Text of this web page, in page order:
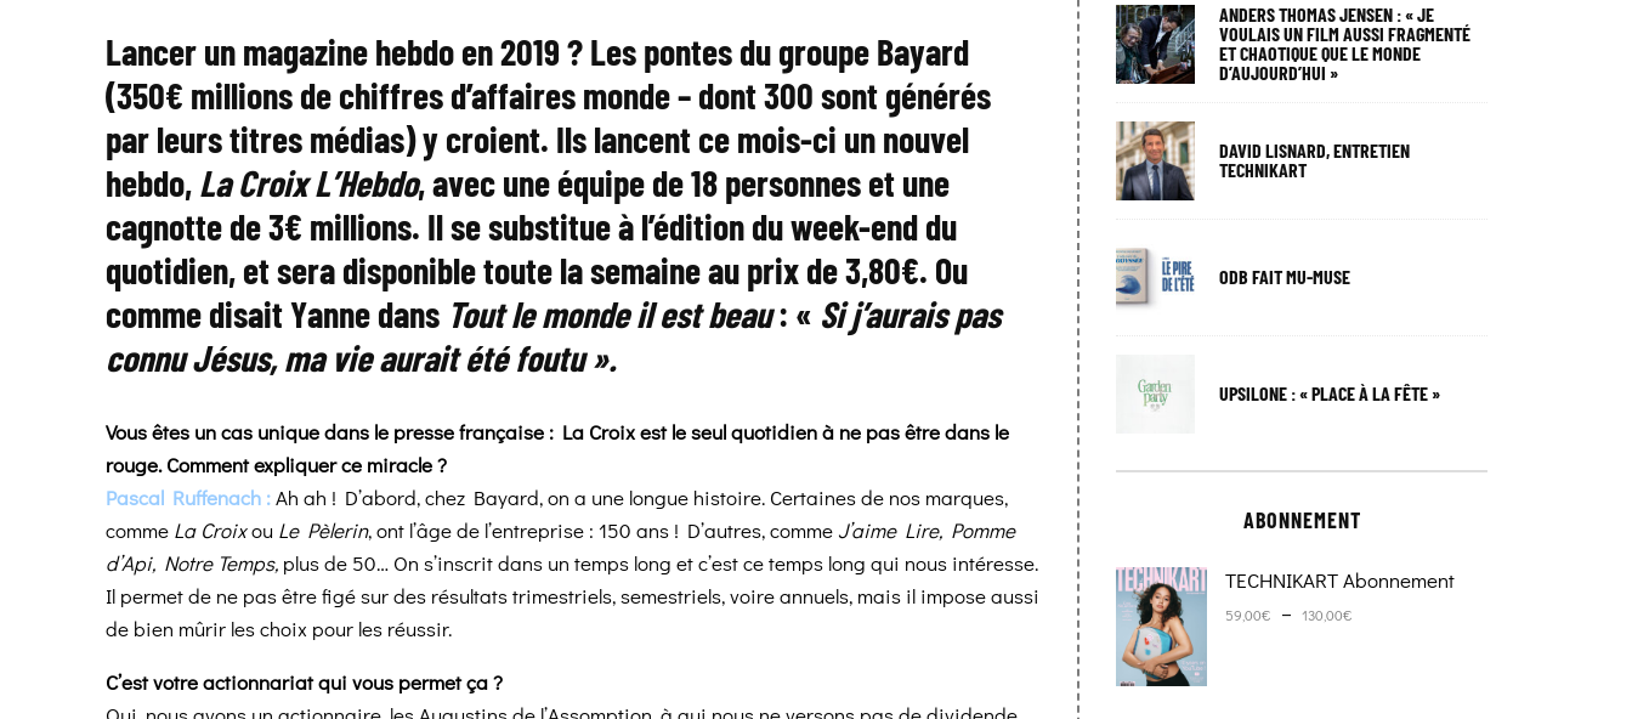
Lancer un magazine hebdo en 2019 ? Les pontes du groupe Bayard
(350€ millions de chiffres d’affaires monde – dont 300 sont générés
par leurs titres médias) y croient. Ils lancent ce mois-ci un nouvel
hebdo,La Croix L’Hebdo, avec une équipe de 18 personnes et une
cagnotte de 3€ millions. Il se substitue à l’édition du week-end du
quotidien, et sera disponible toute la semaine au prix de 3,80€. Ou
comme disait Yanne dans Tout le monde il est beau: « Si j’aurais pas
connu Jésus, ma vie aurait été foutu ».
Vous êtes un cas unique dans le presse française : La Croix est le seul quotidien à ne pas être dans le
rouge. Comment expliquer ce miracle ?
Pascal Ruffenach :Ah ah ! D’abord, chez Bayard, on a une longue histoire. Certaines de nos marques,
comme La Croixou Le Pèlerin, ont l’âge de l’entreprise : 150 ans ! D’autres, comme J’aime Lire, Pomme
d’Api, Notre Temps, plus de 50… On s’inscrit dans un temps long et c’est ce temps long qui nous intéresse.
Il permet de ne pas être figé sur des résultats trimestriels, semestriels, voire annuels, mais il impose aussi
de bien mûrir les choix pour les réussir.
C’est votre actionnariat qui vous permet ça ?
ANDERS THOMAS JENSEN : « JE
VOULAIS UN FILM AUSSI FRAGMENTÉ
ET CHAOTIQUE QUE LE MONDE
D’AUJOURD’HUI »
DAVID LISNARD, ENTRETIEN
TECHNIKART
ODB FAIT MU-MUSE
UPSILONE : « PLACE À LA FÊTE »
ABONNEMENT
TECHNIKART Abonnement
59,00€ – 130,00€